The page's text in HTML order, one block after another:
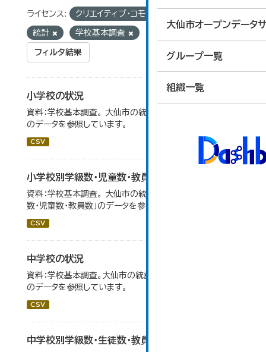
大仙市オープンデータ
グループ一覧
組織一覧
ライセンス: クリエイティブ・コモンズ 表示
統計 学校基本調査
フィルタ結果
小学校の状況
資料：学校基本調査。 大仙市の統計「14-3 小学校の状況」
のデータを参照しています。
CSV
小学校別学級数・児童数・教員数
資料：学校基本調査。 大仙市の統計「14-4 小学校別学級
数・児童数・教員数」のデータを参照しています。
CSV
中学校の状況
資料：学校基本調査。大仙市の統計「14-5 中学校の状況」
のデータを参照しています。
CSV
中学校別学級数・生徒数・教員数